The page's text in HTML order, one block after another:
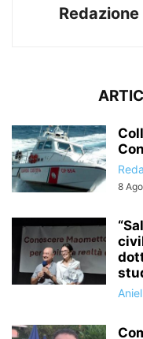
8